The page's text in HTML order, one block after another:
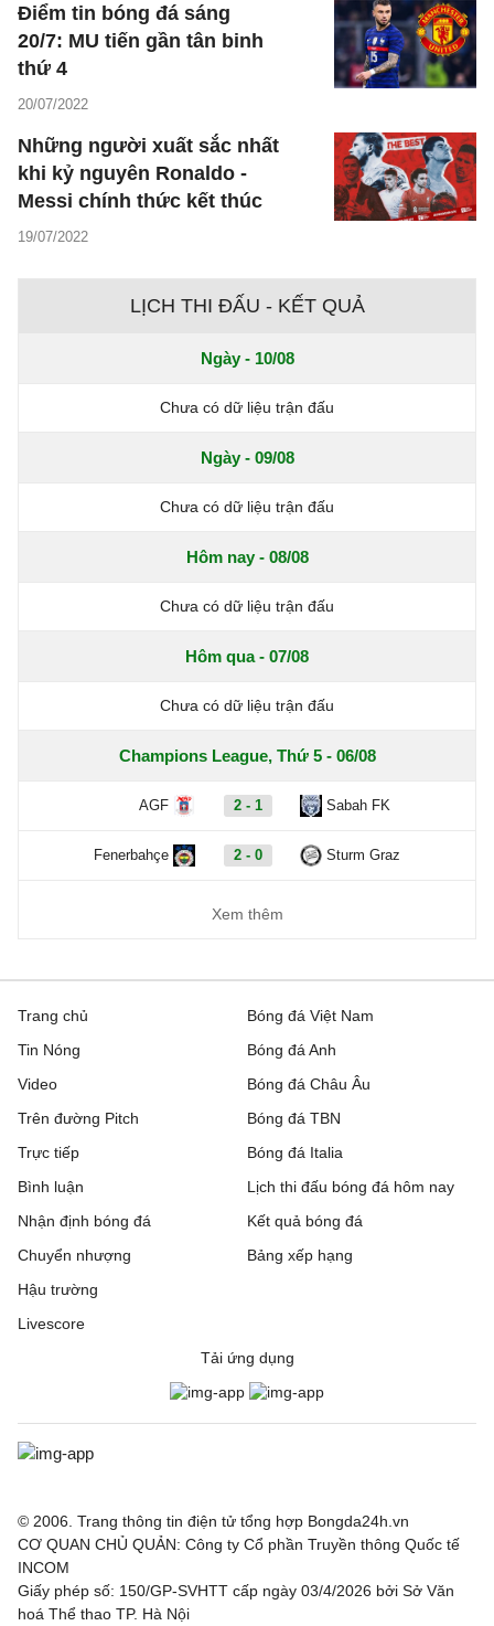
Điểm tin bóng đá sáng
20/7: MU tiến gần tân binh
thứ 4
20/07/2022
Những người xuất sắc nhất
khi kỷ nguyên Ronaldo -
Messi chính thức kết thúc
19/07/2022
LỊCH THI ĐẤU - KẾT QUẢ
Ngày - 10/08
Chưa có dữ liệu trận đấu
Ngày - 09/08
Chưa có dữ liệu trận đấu
Hôm nay - 08/08
Chưa có dữ liệu trận đấu
Hôm qua - 07/08
Chưa có dữ liệu trận đấu
Champions League, Thứ 5 - 06/08
AGF 2 - 1 Sabah FK
Fenerbahçe 2 - 0 Sturm Graz
Xem thêm
Trang chủ
Tin Nóng
Video
Trên đường Pitch
Trực tiếp
Bóng đá Việt Nam
Bóng đá Anh
Bóng đá Châu Âu
Bóng đá TBN
Bóng đá Italia
Bình luận
Nhận định bóng đá
Chuyển nhượng
Hậu trường
Livescore
Lịch thi đấu bóng đá hôm nay
Kết quả bóng đá
Bảng xếp hạng
Tải ứng dụng
© 2006. Trang thông tin điện tử tổng hợp Bongda24h.vn
CƠ QUAN CHỦ QUẢN: Công ty Cổ phần Truyền thông Quốc tế
INCOM
Giấy phép số: 150/GP-SVHTT cấp ngày 03/4/2026 bởi Sở Văn
hoá Thể thao TP. Hà Nội